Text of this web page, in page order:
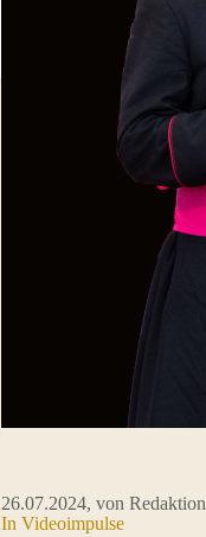
26.07.2024, von Redaktion
In Videoimpulse